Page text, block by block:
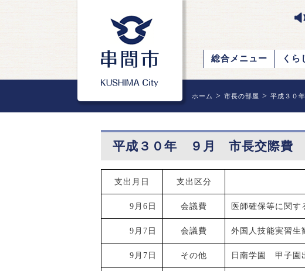
総合メニュー くら
ホーム > 市長の部屋 > 平成３０
平成３０年 ９月 市長交際費
支出月日 支出区分
9月6日 会議費 医師確保等に関す
9月7日 会議費 外国人技能実習生
9月7日 その他 日南学園 甲子園